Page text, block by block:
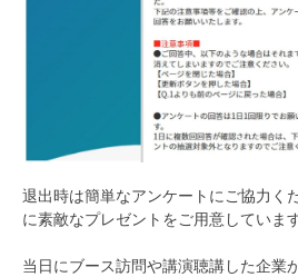
退出時は簡単なアンケートにご協力く
に素敵なプレゼントをご用意しています
当日にブース訪問や講演聴講した企業